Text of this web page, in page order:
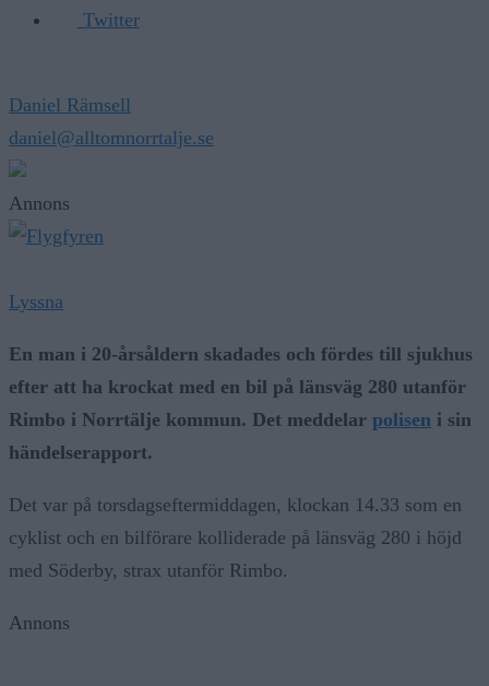
Twitter
Daniel Rämsell
daniel@alltomnorrtalje.se
Annons
Lyssna
En man i 20-årsåldern skadades och fördes till sjukhus
efter att ha krockat med en bil på länsväg 280 utanför
Rimbo i Norrtälje kommun. Det meddelar polisen i sin
händelserapport.
Det var på torsdagseftermiddagen, klockan 14.33 som en
cyklist och en bilförare kolliderade på länsväg 280 i höjd
med Söderby, strax utanför Rimbo.
Annons